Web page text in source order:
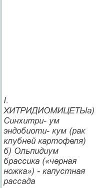
I.
ХИТРИДИОМИЦЕТЫа)
Синхитри- ум
эндобиоти- кум (рак
клубней картофеля)
б) Ольпидиум
брассика («черная
ножка») - капустная
рассада